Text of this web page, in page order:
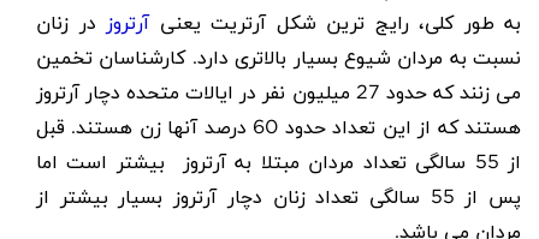
به طور کلی، رایج ترین شکل آرتریت یعنیآرتروز در زنان
نسبت به مردان شیوع بسیار بالاتری دارد. کارشناسان تخمین
می زنند که حدود 27 میلیون نفر در ایالات متحده دچار آرتروز
هستند که از این تعداد حدود 60 درصد آنها زن هستند
. قبل
از 55 سالگی تعداد مردان مبتلا به آرتروز بیشتر است اما
پس از 55 سالگی تعداد زنان دچار آرتروز بسیار بیشتر از
مردان می باشد.